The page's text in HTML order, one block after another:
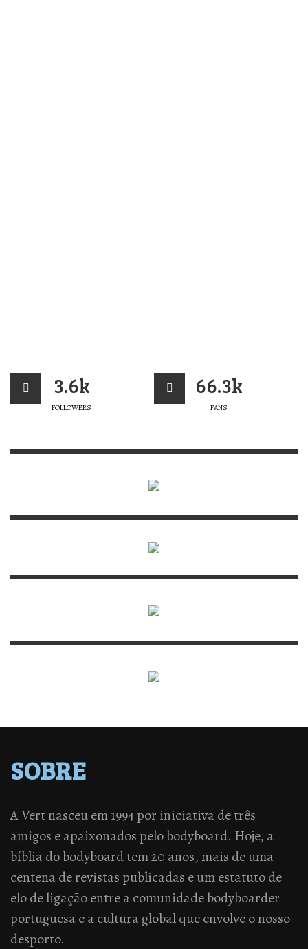
3.6k
FOLLOWERS
66.3k
FANS
SOBRE
A Vert nasceu em 1994 por iniciativa de três
amigos e apaixonados pelo bodyboard. Hoje, a
bíblia do bodyboard tem 20 anos, mais de uma
centena de revistas publicadas e um estatuto de
elo de ligação entre a comunidade bodyboarder
portuguesa e a cultura global que envolve o nosso
desporto.